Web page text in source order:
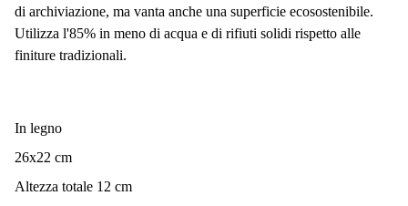
di archiviazione, ma vanta anche una superficie ecosostenibile.
Utilizza l'85% in meno di acqua e di rifiuti solidi rispetto alle
finiture tradizionali.
In legno
26x22 cm
Altezza totale 12 cm